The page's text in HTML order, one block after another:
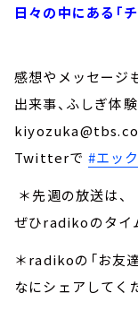
日々の中にある「
感想やメッセージ
出来事、ふしぎ体
Twitterで #エッ
＊先週の放送は、
ぜひradikoのタイ
＊radikoの「お友
なにシェアしてく